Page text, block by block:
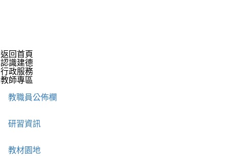
返回首頁
認識建德
行政服務
教師專區
教職員公佈欄
研習資訊
教材園地